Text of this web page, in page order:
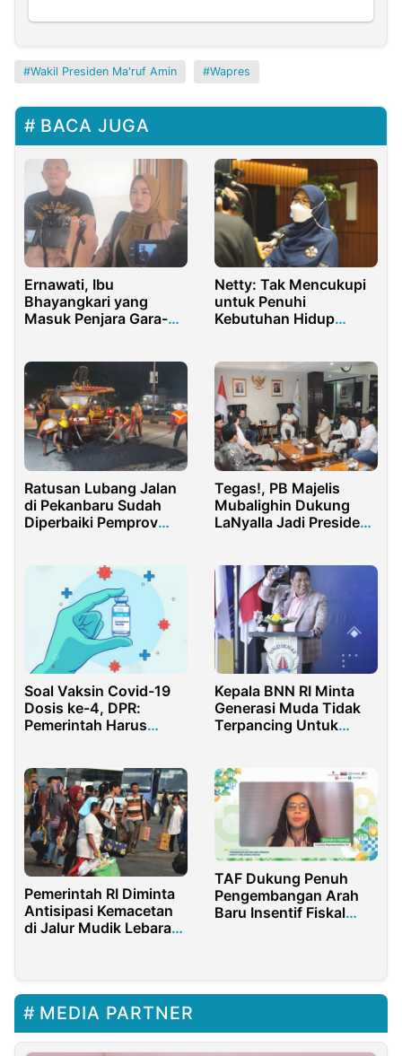
Wakil Presiden Ma'ruf Amin Wapres
BACA JUGA
Ernawati, Ibu
Bhayangkari yang
Masuk Penjara Gara-
Netty: Tak Mencukupi
untuk Penuhi
Kebutuhan Hidup
Ratusan Lubang Jalan
di Pekanbaru Sudah
Diperbaiki Pemprov
Tegas!, PB Majelis
Mubalighin Dukung
LaNyalla Jadi Presiden
Soal Vaksin Covid-19
Dosis ke-4, DPR:
Pemerintah Harus
Kepala BNN RI Minta
Generasi Muda Tidak
Terpancing Untuk
Pemerintah RI Diminta
Antisipasi Kemacetan
di Jalur Mudik Lebaran
TAF Dukung Penuh
Pengembangan Arah
Baru Insentif Fiskal
MEDIA PARTNER